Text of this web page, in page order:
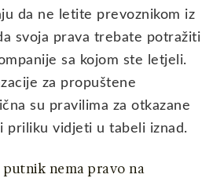
da ne letite prevoznikom iz
svoja prava trebate potražiti
sa kojom ste letjeli.
za propuštene
su pravilima za otkazane
priliku vidjeti u tabeli iznad.
nema pravo na